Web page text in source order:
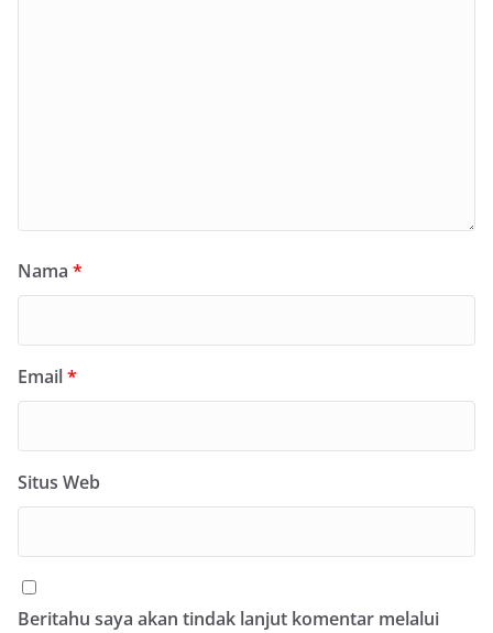
Nama *
Email*
Situs Web
Beritahu saya akan tindak lanjut komentar melalui